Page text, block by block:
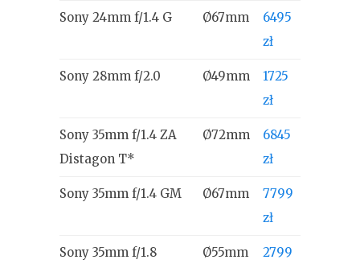
Sony 24mm f/1.4 G Ø67mm
6495
zł
Sony 28mm f/2.0 Ø49mm
1725
zł
Sony 35mm f/1.4 ZA
Distagon T*
Ø72mm
6845
zł
Sony 35mm f/1.4 GM Ø67mm
7799
zł
Sony 35mm f/1.8 Ø55mm
2799